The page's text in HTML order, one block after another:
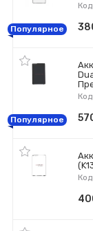
Популярное
Популярное